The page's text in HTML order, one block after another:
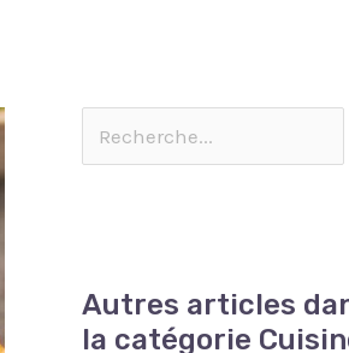
Autres articles
la catégorie